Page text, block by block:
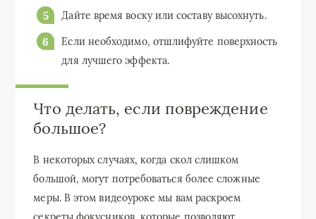
Дайте время воску или составу высохнуть.
Если необходимо, отшлифуйте поверхность
для лучшего эффекта.
Что делать, если повреждение
большое?
В некоторых случаях, когда скол слишком
большой, могут потребоваться более сложные
меры. В этом видеоуроке мы вам раскроем